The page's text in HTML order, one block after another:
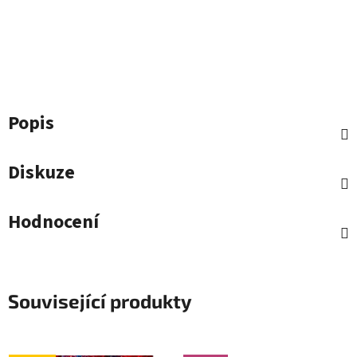
Popis
Diskuze
Hodnocení
Související produkty